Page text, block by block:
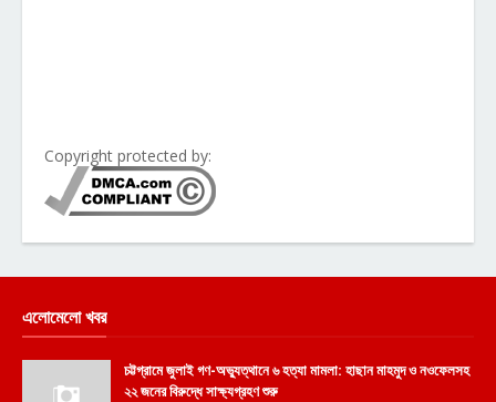
Copyright protected by:
এলোমেলো খবর
চট্টগ্রামে জুলাই গণ-অভ্যুত্থানে ৬ হত্যা মামলা: হাছান মাহমুদ ও নওফেলসহ
২২ জনের বিরুদ্ধে সাক্ষ্যগ্রহণ শুরু